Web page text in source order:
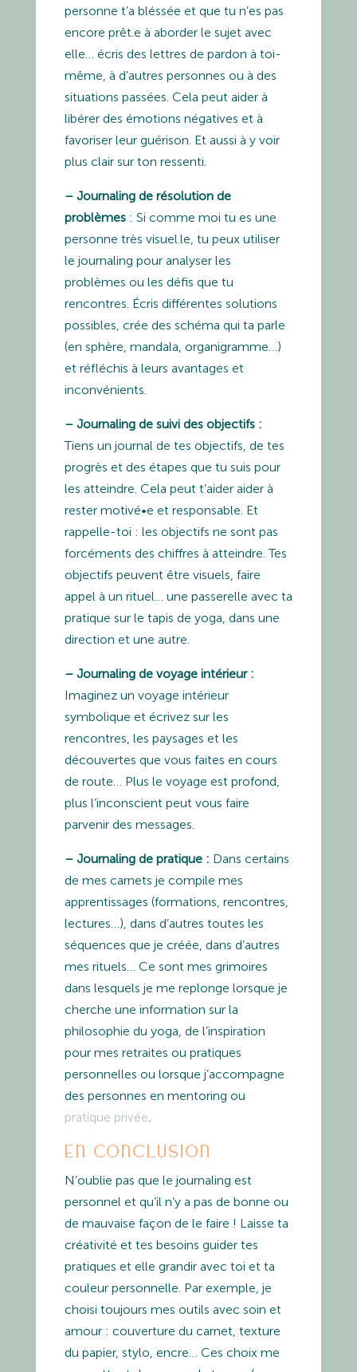
personne t’a bléssée et que tu n’es pas
encore prêt.e à aborder le sujet avec
elle… écris des lettres de pardon à toi-
même, à d’autres personnes ou à des
situations passées. Cela peut aider à
libérer des émotions négatives et à
favoriser leur guérison. Et aussi à y voir
plus clair sur ton ressenti.
– Journaling de résolution de
problèmes: Si comme moi tu es une
personne très visuel.le, tu peux utiliser
le journaling pour analyser les
problèmes ou les défis que tu
rencontres. Écris différentes solutions
possibles, crée des schéma qui ta parle
(en sphère, mandala, organigramme…)
et réfléchis à leurs avantages et
inconvénients.
– Journaling de suivi des objectifs :
Tiens un journal de tes objectifs, de tes
progrès et des étapes que tu suis pour
les atteindre. Cela peut t’aider aider à
rester motivé•e et responsable. Et
rappelle-toi : les objectifs ne sont pas
forcéments des chiffres à atteindre. Tes
objectifs peuvent être visuels, faire
appel à un rituel… une passerelle avec ta
pratique sur le tapis de yoga, dans une
direction et une autre.
– Journaling de voyage intérieur :
Imaginez un voyage intérieur
symbolique et écrivez sur les
rencontres, les paysages et les
découvertes que vous faites en cours
de route… Plus le voyage est profond,
plus l’inconscient peut vous faire
parvenir des messages.
– Journaling de pratique : Dans certains
de mes carnets je compile mes
apprentissages (formations, rencontres,
lectures…), dans d’autres toutes les
séquences que je créée, dans d’autres
mes rituels… Ce sont mes grimoires
dans lesquels je me replonge lorsque je
cherche une information sur la
philosophie du yoga, de l’inspiration
pour mes retraites ou pratiques
personnelles ou lorsque j’accompagne
des personnes en mentoring ou
pratique privée.
En conclusion
N’oublie pas que le journaling est
personnel et qu’il n’y a pas de bonne ou
de mauvaise façon de le faire ! Laisse ta
créativité et tes besoins guider tes
pratiques et elle grandir avec toi et ta
couleur personnelle. Par exemple, je
choisi toujours mes outils avec soin et
amour : couverture du carnet, texture
du papier, stylo, encre… Ces choix me